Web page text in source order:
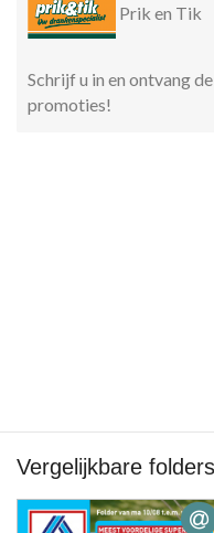
Prik en Tik
Schrijf u in en ontvang
promoties!
Vergelijkbare folders